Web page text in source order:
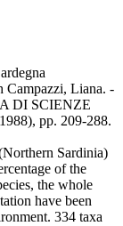
Campazzi, Liana. -
DI SCIENZE
pp. 209-288.
Sardinia)
of the
the whole
have been
334 taxa